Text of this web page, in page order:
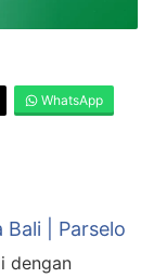
WhatsApp
| Parselo
dengan